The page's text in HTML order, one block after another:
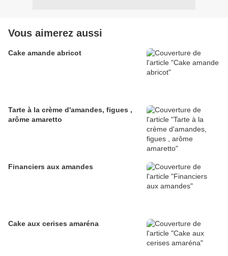
Vous aimerez aussi
Cake amande abricot
Tarte à la crème d'amandes, figues ,
arôme amaretto
Financiers aux amandes
Cake aux cerises amaréna